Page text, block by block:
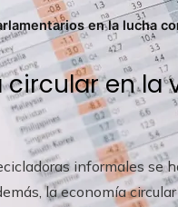
en la lucha
en la
informales se
la economía